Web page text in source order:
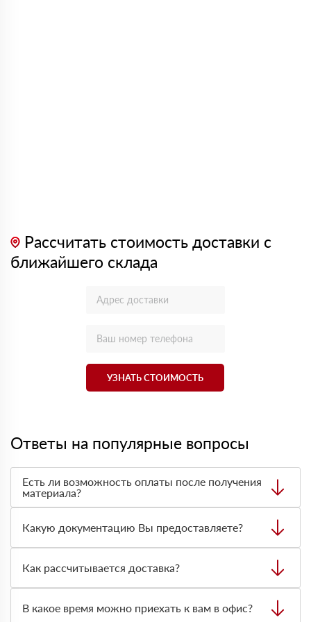
Рассчитать стоимость доставки с
ближайшего склада
УЗНАТЬ СТОИМОСТЬ
Ответы на популярные вопросы
Есть ли возможность оплаты после получения
материала?
оплата по факту получения товара. При этом, если
доставленный товар был ненадлежащего качества, то
Вы вправе от него отказаться.
Какую документацию Вы предоставляете?
сертификаты и паспорта качества, а также товарно-
транспортную накладную.
Как рассчитывается доставка?
персональный менеджер для уточнения деталей заказа.
Далее он передает заявку нашему логисту для оценки
В какое время можно приехать к вам в офис?